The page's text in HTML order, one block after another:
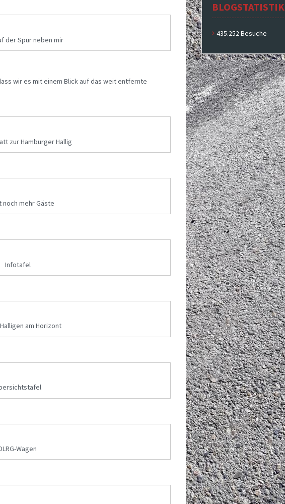
der Spur neben mir
wir es mit einem Blick auf das weit entfernte
zur Hamburger Hallig
noch mehr Gäste
Infotafel
am Horizont
Wagen
BLOGSTATISTIK
435.252 Besuche